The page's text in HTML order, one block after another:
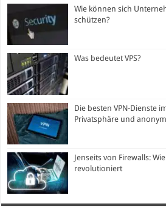
Wie können sich
schützen?
Was bedeutet VPS?
Die besten VPN-Dienste
Privatsphäre und
Jenseits von Firewalls:
revolutioniert